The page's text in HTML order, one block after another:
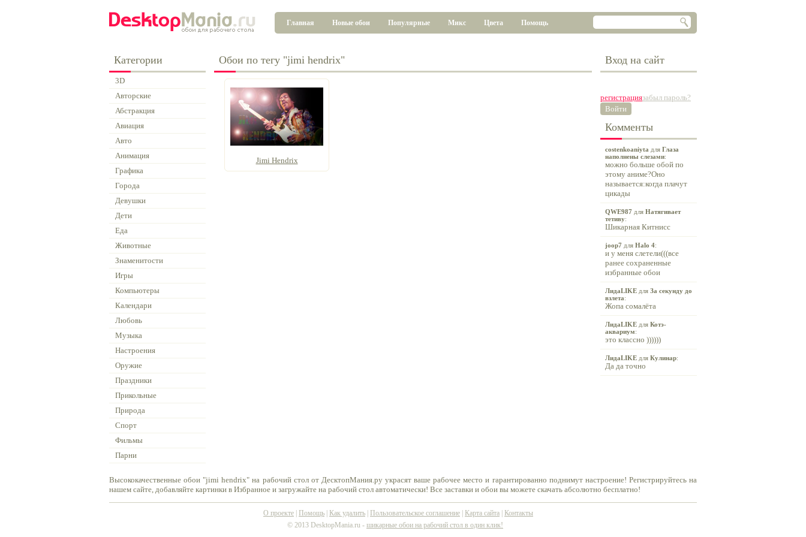
Главная Новые обои Популярные Микс Цвета Помощь
Категории
3D
Авторские
Абстракция
Авиация
Авто
Анимация
Графика
Города
Девушки
Дети
Еда
Животные
Знаменитости
Игры
Компьютеры
Календари
Любовь
Музыка
Настроения
Оружие
Праздники
Прикольные
Природа
Спорт
Фильмы
Парни
Обои по тегу "jimi hendrix"
Jimi Hendrix
Вход на сайт
регистрациязабыл пароль?
Войти
Комменты
costenkoaniyta для Глаза
наполнены слезами:
можно больше обой по
этому аниме?Оно
называется:когда плачут
цикады
QWE987 для Натягивает
тетиву:
Шикарная Китнисс
joop7 для Halo 4:
и у меня слетели(((все
ранее сохраненные
избранные обои
ЛидаLIKE для За секунду до
взлета:
Жопа сомалёта
ЛидаLIKE для Котэ-
аквариум:
это классно ))))))
ЛидаLIKE для Кулинар:
Да да точно
Высококачественные обои "jimi hendrix" на рабочий стол от ДесктопМания.ру украсят ваше рабочее место и гарантированно поднимут настроение! Регистрируйтесь на
нашем сайте, добавляйте картинки в Избранное и загружайте на рабочий стол автоматически! Все заставки и обои вы можете скачать абсолютно бесплатно!
О проекте Помощь Как удалить Пользовательское соглашение Карта сайта
Контакты
© 2013 DesktopMania.ru - шикарные обои на рабочий стол в один клик!